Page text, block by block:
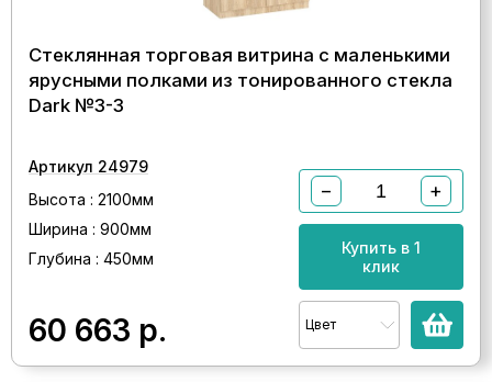
Стеклянная торговая витрина с маленькими
ярусными полками из тонированного стекла
Dark №3-3
Артикул 24979
Высота : 2100мм
Ширина : 900мм
Глубина : 450мм
60 663 р.
− +
Купить в 1
клик
Цвет